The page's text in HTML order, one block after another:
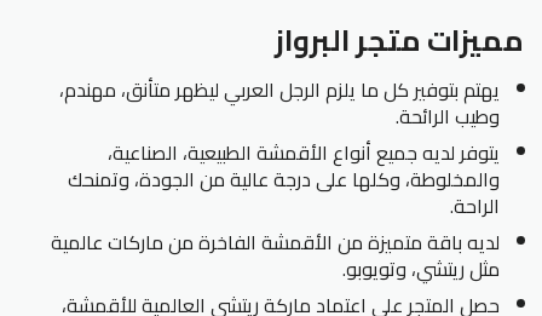
مميزات متجر البرواز
يهتم بتوفير كل ما يلزم الرجل العربي ليظهر متأنق، مهندم،
وطيب الرائحة.
يتوفر لديه جميع أنواع الأقمشة الطبيعية، الصناعية،
والمخلوطة، وكلها على درجة عالية من الجودة، وتمنحك
الراحة.
لديه باقة متميزة من الأقمشة الفاخرة من ماركات عالمية
مثل ريتشي، وتويوبو.
حصل المتجر على اعتماد ماركة ريتشي العالمية للأقمشة،